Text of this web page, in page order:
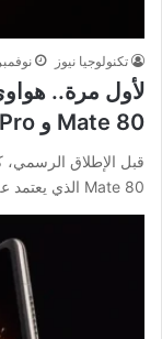
تكنولوجيا نيوز نوفمبر 18, 2025
لأول مرة..
Mate 80 و Pro و Pro Max
قبل الإطلاق
Mate 80 الذي يعتمد على حلقة مزدوجة هذه المرة. ونشرت…